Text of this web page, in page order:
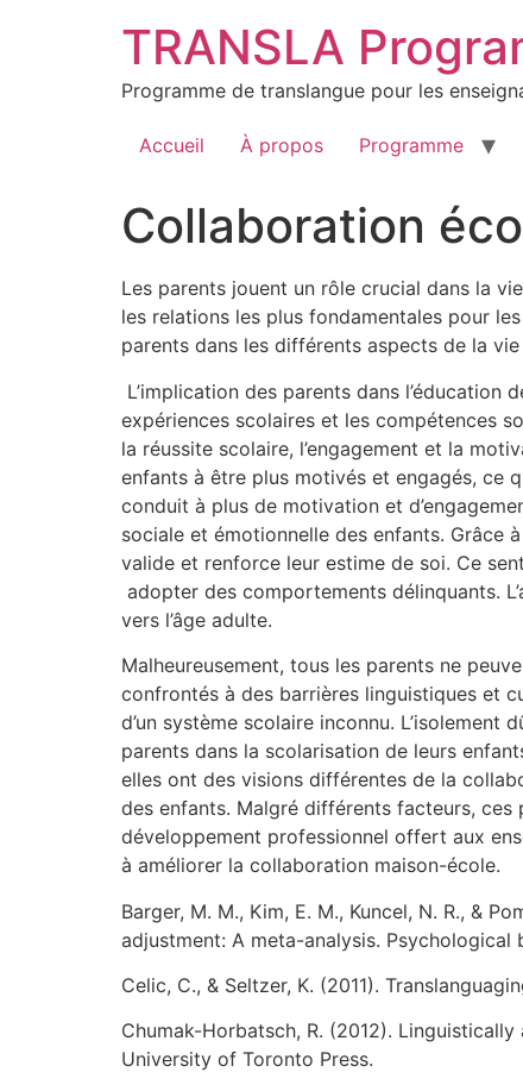
TRANSLA
Programme de translangue pour les
Accueil À propos Programme
Collaboration
Les parents jouent un rôle crucial dans la
les relations les plus fondamentales pour
parents dans les différents aspects de la
L’implication des parents dans
expériences scolaires et les compétences
la réussite scolaire, l’engagement et la
enfants à être plus motivés et engagés, ce
conduit à plus de motivation et
sociale et émotionnelle des enfants. Grâce
valide et renforce leur estime de soi. Ce
adopter des comportements délinquants.
vers l’âge adulte.
Malheureusement, tous les parents ne
confrontés à des barrières linguistiques et
d’un système scolaire inconnu.
parents dans la scolarisation de leurs
elles ont des visions différentes de la
des enfants. Malgré différents facteurs, ces
développement professionnel offert aux
à améliorer la collaboration maison-école.
Barger, M. M., Kim, E. M., Kuncel, N. R., &
adjustment: A meta-analysis. Psychological
Celic, C., & Seltzer, K. (2011).
Chumak-Horbatsch, R. (2012).
University of Toronto Press.